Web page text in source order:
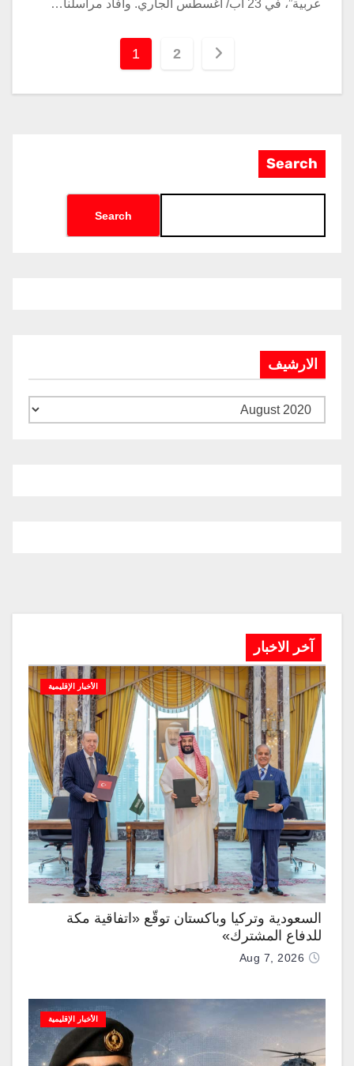
عربية”، في 23 آب/ أغسطس الجاري. وأفاد مراسلنا…
1 2
Search
Search
الارشيف
آخر الاخبار
الأخبار الإقليمية
السعودية وتركيا وباكستان توقّع «اتفاقية مكة
للدفاع المشترك»
Aug 7, 2026
الأخبار الإقليمية